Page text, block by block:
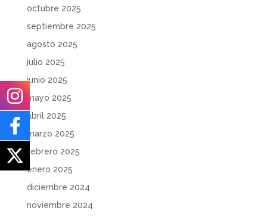
octubre 2025
septiembre 2025
agosto 2025
julio 2025
junio 2025
mayo 2025
abril 2025
marzo 2025
febrero 2025
enero 2025
diciembre 2024
noviembre 2024